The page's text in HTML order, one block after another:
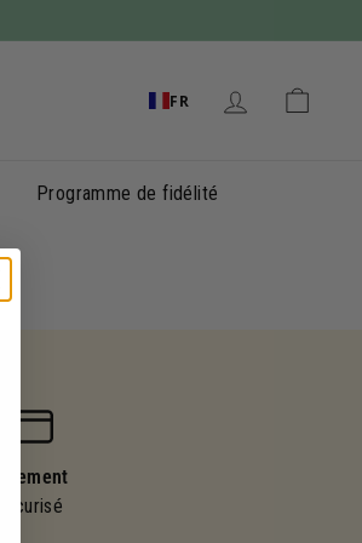
FR
Programme de fidélité
Paiement
sécurisé